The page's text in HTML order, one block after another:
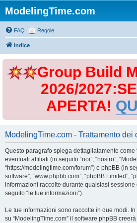
ModelingTime.com
FAQ Regole
Indice
Group Build
2026/
APERTA!
ModelingTime.com - Trattamento dei
Questo paragrafo spiega dettagliatamente come
eventuali affiliati (in seguito “noi”, “nostro”,
“https://modelingtime.com/forum”) e phpBB (in
software”, “www.phpbb.com”, “phpBB Limited”,
informazioni raccolte durante qualsiasi sessione
seguito “le tue informazioni”).
Le tue informazioni sono raccolte in due modi.
su “ModelingTime.com” il software phpBB